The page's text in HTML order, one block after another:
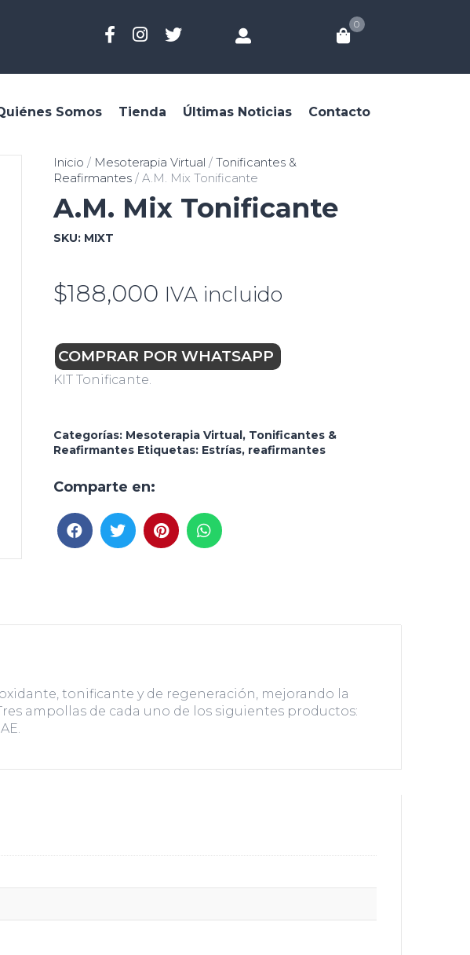
0
Somos Tienda Últimas Noticias Contacto
Inicio / Mesoterapia Virtual / Tonificantes &
Reafirmantes/ A.M. Mix Tonificante
A.M. Mix Tonificante
SKU: MIXT
$188,000 IVA incluido
COMPRAR POR WHATSAPP
KIT Tonificante.
Categorías: Mesoterapia Virtual, Tonificantes &
Reafirmantes Etiquetas: Estrías, reafirmantes
Comparte en:
tonificante y de regeneración, mejorando la
ampollas de cada uno de los siguientes productos: